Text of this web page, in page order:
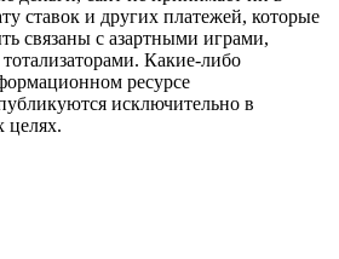
ставок и других платежей, которые
связаны с азартными играми,
Какие-либо
ресурсе
исключительно в